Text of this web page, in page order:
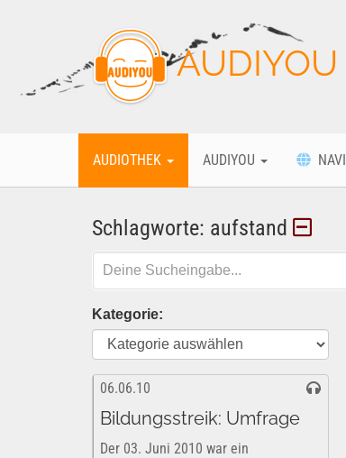
AUDIYOU
AUDIOTHEK AUDIYOU NAVI
Schlagworte: aufstand
Kategorie:
06.06.10
Bildungsstreik: Umfrage
Der 03. Juni 2010 war ein